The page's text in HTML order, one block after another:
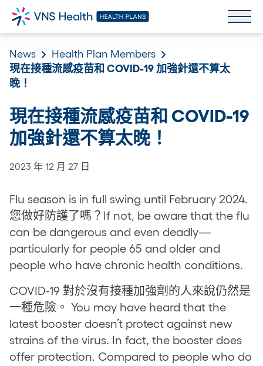
News
Health Plan Members
現在接種流感疫苗和 COVID-19 加強針還不算太
晚！
現在接種流感疫苗和 COVID-19
加強針還不算太晚！
2023 年 12 月 27 日
Flu season is in full swing until February 2024.
您做好防護了嗎？If not, be aware that the flu
can be dangerous and even deadly—
particularly for people 65 and older and
people who have chronic health conditions.
COVID-19 對於沒有接種加強劑的人來說仍然是
一種危險。 You may have heard that the
latest booster doesn’t protect against new
strains of the virus. In fact, the booster does
offer protection. Compared to people who do